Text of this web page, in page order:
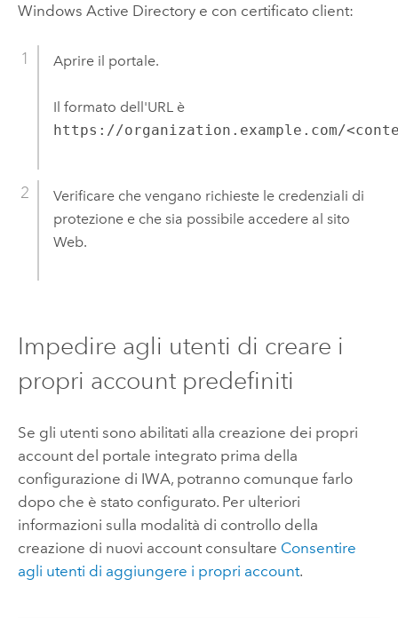
Windows Active Directorye con certificato client:
Aprire il portale.
Il formato dell'URL è
https://organization.example.com/
Verificare che vengano richieste le credenziali di
protezione e che sia possibile accedere al sito
Web.
Impedire agli utenti di creare i
propri account predefiniti
Se gli utenti sono abilitati alla creazione dei propri
account del portale integrato prima della
configurazione di IWA, potranno comunque farlo
dopo che è stato configurato. Per ulteriori
informazioni sulla modalità di controllo della
creazione di nuovi account consultare Consentire
agli utenti di aggiungere i propri account.